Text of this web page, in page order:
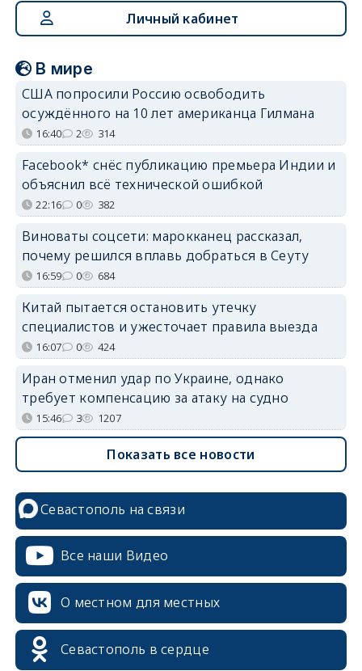
Личный кабинет
В мире
США попросили Россию освободить
осуждённого на 10 лет американца Гилмана
16:40 2 314
Facebook* снёс публикацию премьера Индии и
объяснил всё технической ошибкой
22:16 0 382
Виноваты соцсети: марокканец рассказал,
почему решился вплавь добраться в Сеуту
16:59 0 684
Китай пытается остановить утечку
специалистов и ужесточает правила выезда
16:07 0 424
Иран отменил удар по Украине, однако
требует компенсацию за атаку на судно
15:46 3 1207
Показать все новости
Севастополь на связи
Все наши Видео
О местном для местных
Севастополь в сердце